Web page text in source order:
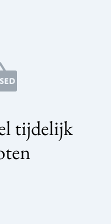
tijdelijk